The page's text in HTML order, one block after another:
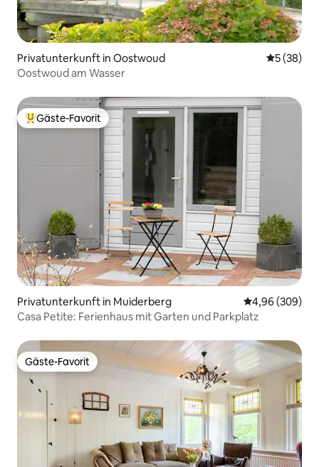
Privatunterkunft in Oostwoud
5 (38)
Oostwoud am Wasser
Beliebter Gäste-Favorit.
Gäste-Favorit
Privatunterkunft in Muiderberg
4,96 (309)
Casa Petite: Ferienhaus mit Garten und Parkplatz
Gäste-Favorit
Gäste-Favorit